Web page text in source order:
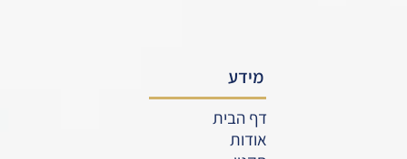
מידע
דף הבית
אודות